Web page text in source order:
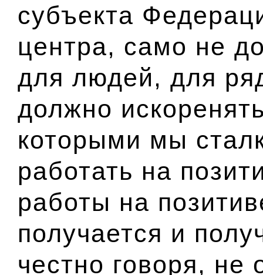
субъекта
центра, само не
для людей, для
должно
которыми мы
работать на
работы на
получается и
честно говоря, не